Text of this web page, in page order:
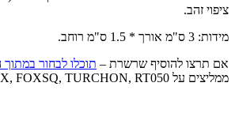
ציפוי זהב.
מידות: 3 ס"מ אורך * 1.5 ס"מ רוחב.
אם תרצו להוסיף שרשרת – תוכלו לבחור במתוך
ממליצים על FOX, FOXSQ, TURCHON, RT050.